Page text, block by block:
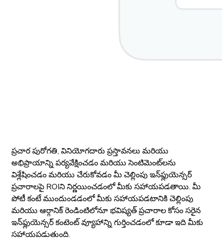
ప్రచార పురోగతి, వినియోగదారు ప్రస్తావనలు మరియు
అభిప్రాయాన్ని పర్యవేక్షించడం మరియు సెంటిమెంట్‌లను
విశ్లేషించడం మరియు చేరుకోవడం మీ చెల్లింపు ఇన్‌ఫ్లుయెన్సర్
ప్రచారాలపై ROIని నిర్ణయించడంలో మీకు సహాయపడతాయి. మీ
పోటీ కంటే ముందుండడంలో మీకు సహాయపడటానికి చెల్లింపు
మరియు ఆర్గానిక్ రెండింటిలోనూ భవిష్యత్ ప్రచారాల కోసం సరైన
ఇన్‌ఫ్లుయెన్సర్ కంటెంట్ వ్యూహాన్ని గుర్తించడంలో కూడా ఇది మీకు
సహాయపడుతుంది.